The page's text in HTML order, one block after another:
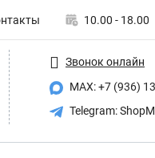
10.00 - 18.00
Звонок онлайн
MAX: +7 (936)
Telegram: